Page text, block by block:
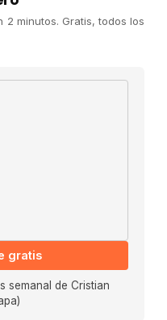
2 minutos. Gratis, todos los
gratis
semanal de Cristian